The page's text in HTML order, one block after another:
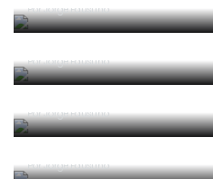
PorJorge Faustino
PorJorge Faustino
PorJorge Faustino
PorJorge Faustino